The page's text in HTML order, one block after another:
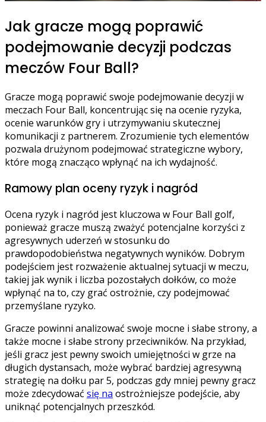
Jak gracze mogą poprawić
podejmowanie decyzji podczas
meczów Four Ball?
Gracze mogą poprawić swoje podejmowanie decyzji w
meczach Four Ball, koncentrując się na ocenie ryzyka,
ocenie warunków gry i utrzymywaniu skutecznej
komunikacji z partnerem. Zrozumienie tych elementów
pozwala drużynom podejmować strategiczne wybory,
które mogą znacząco wpłynąć na ich wydajność.
Ramowy plan oceny ryzyk i nagród
Ocena ryzyk i nagród jest kluczowa w Four Ball golf,
ponieważ gracze muszą zważyć potencjalne korzyści z
agresywnych uderzeń w stosunku do
prawdopodobieństwa negatywnych wyników. Dobrym
podejściem jest rozważenie aktualnej sytuacji w meczu,
takiej jak wynik i liczba pozostałych dołków, co może
wpłynąć na to, czy grać ostrożnie, czy podejmować
przemyślane ryzyko.
Gracze powinni analizować swoje mocne i słabe strony, a
także mocne i słabe strony przeciwników. Na przykład,
jeśli gracz jest pewny swoich umiejętności w grze na
długich dystansach, może wybrać bardziej agresywną
strategię na dołku par 5, podczas gdy mniej pewny gracz
może zdecydować się na ostrożniejsze podejście, aby
uniknąć potencjalnych przeszkód.